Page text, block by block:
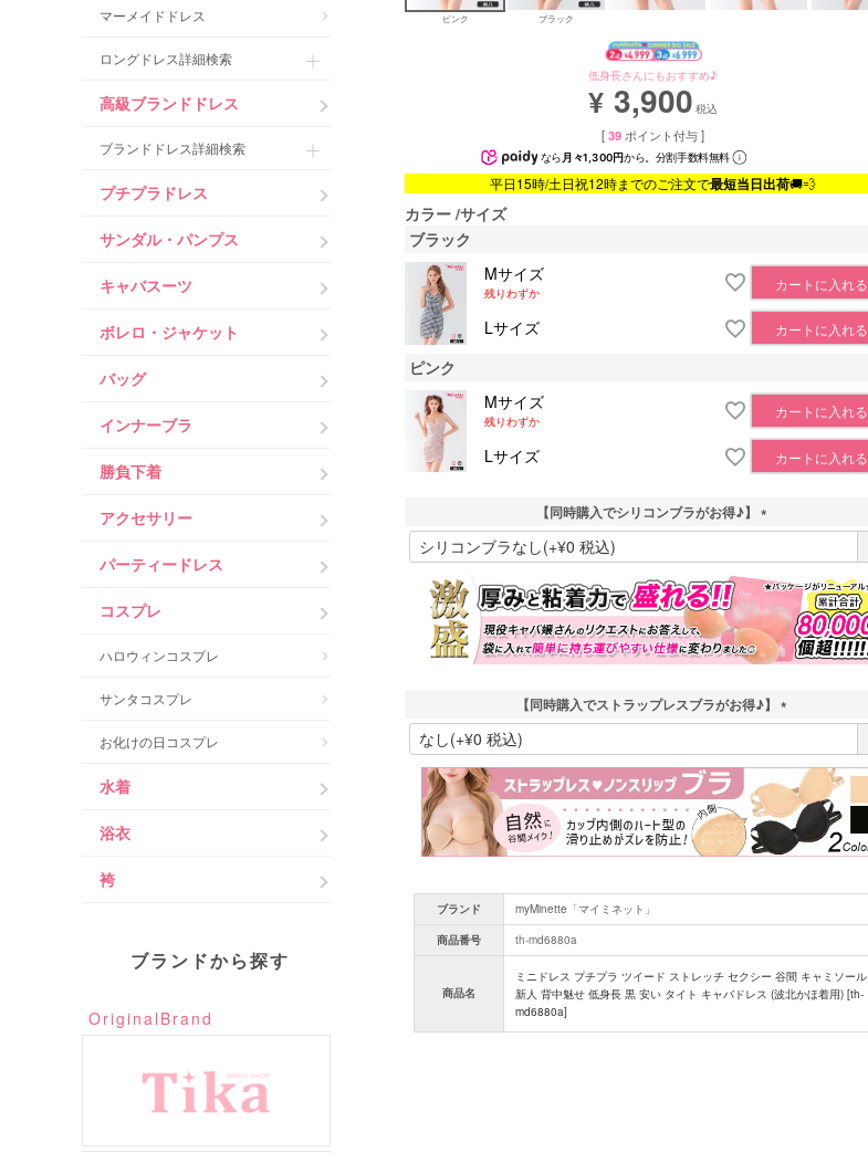
マーメイドドレス
ロングドレス詳細検索
高級ブランドドレス
ブランドドレス詳細検索
プチプラドレス
サンダル・パンプス
キャバスーツ
ボレロ・ジャケット
バッグ
インナーブラ
勝負下着
アクセサリー
パーティードレス
コスプレ
ハロウィンコスプレ
サンタコスプレ
お化けの日コスプレ
水着
浴衣
袴
ブランドから探す
OriginalBrand
ピンク ブラック
低身長さんにもおすすめ♪
¥ 3,900 税込
[39 ポイント付与 ]
なら 月々1,300円から。分割手数料無料
平日15時/土日祝12時までのご注文で最短当日出荷🚚💨
カラー サイズ
ブラック
Mサイズ
残りわずか
カートに入れる
Lサイズ カートに入れる
ピンク
Mサイズ
残りわずか
カートに入れる
Lサイズ カートに入れる
【同時購入でシリコンブラがお得♪】
(
必
須
)
【同時購入でストラップレスブラがお得♪】
(
必
須
)
ブランド
myMinette「マイミネット」
商品番号
th-md6880a
商品名
ミニドレス プチプラ ツイード ストレッチ セクシー 谷間 キャミソール
新人 背中魅せ 低身長 黒 安い タイト キャバドレス (波北かほ着用) [th-
md6880a]